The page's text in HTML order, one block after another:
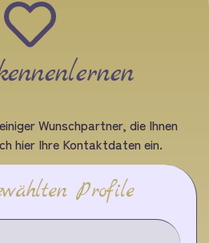
Wunschpartner, die Ihnen
hier Ihre Kontaktdaten ein.
Profile